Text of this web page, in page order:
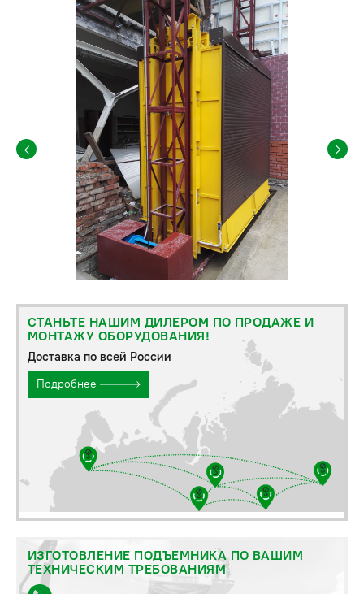
СТАНЬТЕ НАШИМ ДИЛЕРОМ ПО ПРОДАЖЕ И
МОНТАЖУ ОБОРУДОВАНИЯ!
Доставка по всей России
Подробнее
ИЗГОТОВЛЕНИЕ ПОДЪЕМНИКА ПО ВАШИМ
ТЕХНИЧЕСКИМ ТРЕБОВАНИЯМ